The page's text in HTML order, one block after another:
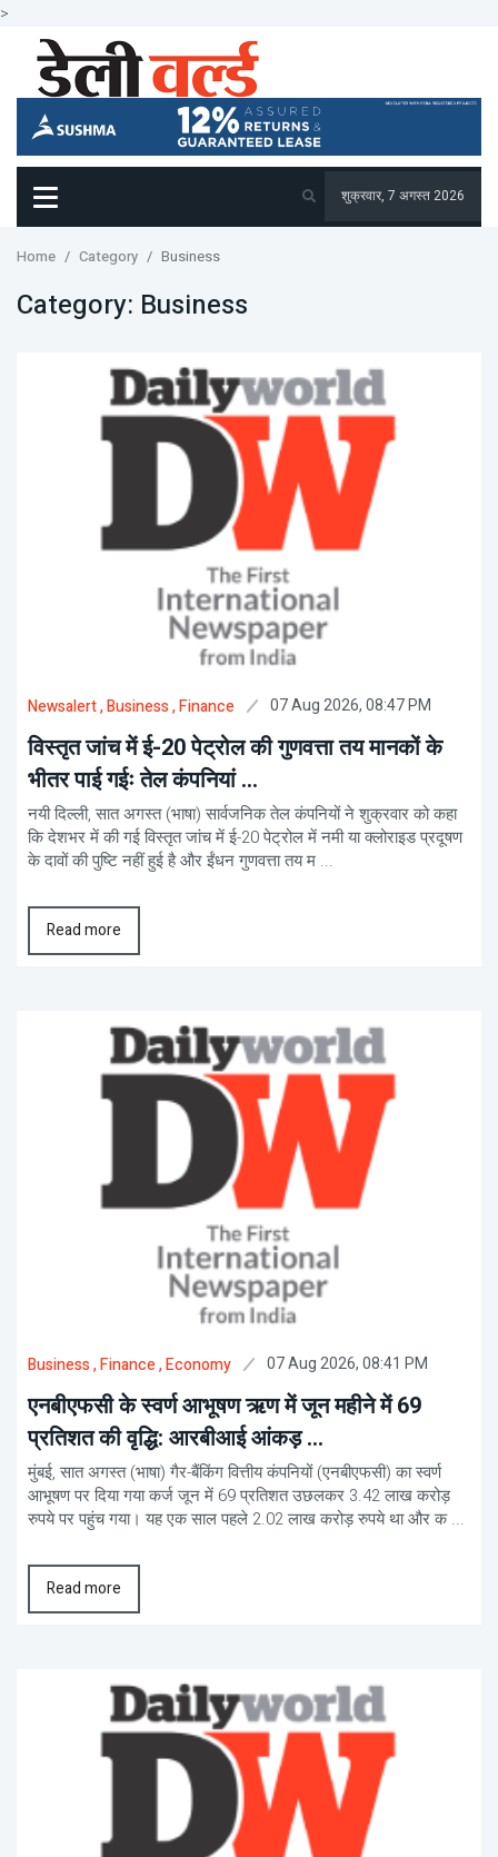
>
शुक्रवार, 7 अगस्त 2026
Home Category Business
Category: Business
Newsalert, Business, Finance 07 Aug 2026, 08:47 PM
विस्तृत जांच में ई-20 पेट्रोल की गुणवत्ता तय मानकों के
भीतर पाई गईः तेल कंपनियां ...
नयी दिल्ली, सात अगस्त (भाषा) सार्वजनिक तेल कंपनियों ने शुक्रवार को कहा
कि देशभर में की गई विस्तृत जांच में ई-20 पेट्रोल में नमी या क्लोराइड प्रदूषण
के दावों की पुष्टि नहीं हुई है और ईंधन गुणवत्ता तय म ...
Read more
Business, Finance, Economy 07 Aug 2026, 08:41 PM
एनबीएफसी के स्वर्ण आभूषण ऋण में जून महीने में 69
प्रतिशत की वृद्धि: आरबीआई आंकड़ ...
मुंबई, सात अगस्त (भाषा) गैर-बैंकिंग वित्तीय कंपनियों (एनबीएफसी) का स्वर्ण
आभूषण पर दिया गया कर्ज जून में 69 प्रतिशत उछलकर 3.42 लाख करोड़
रुपये पर पहुंच गया। यह एक साल पहले 2.02 लाख करोड़ रुपये था और क ...
Read more